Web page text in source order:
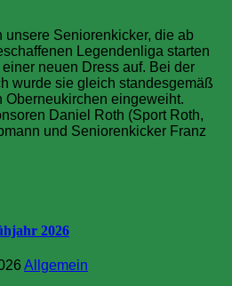
unsere Seniorenkicker, die ab
Legendenliga starten
neuen Dress auf. Bei der
wurde sie gleich standesgemäß
Oberneukirchen eingeweiht.
Daniel Roth (Sport Roth,
und Seniorenkicker Franz
2026
Allgemein